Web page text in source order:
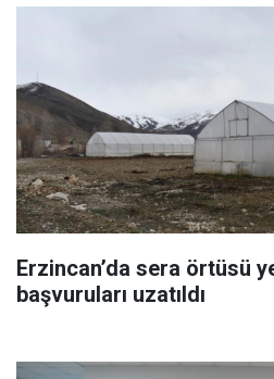
Erzincan’da sera örtüsü
başvuruları uzatıldı